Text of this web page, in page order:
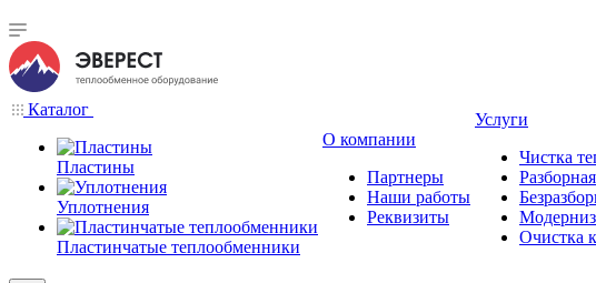
Каталог
Пластины
Уплотнения
Пластинчатые теплообменники
О компании
Партнеры
Наши работы
Реквизиты
Услуги
Чистка
Очистка